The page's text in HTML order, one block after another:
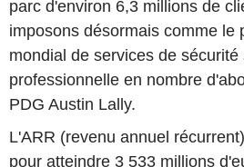
parc d'environ 6,3 millions de
imposons désormais comme le
mondial de services de
professionnelle en nombre
PDG Austin Lally.
L'ARR (revenu annuel
pour atteindre 3 533 millions